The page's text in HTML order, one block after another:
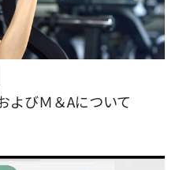
よびＭ＆Aについて